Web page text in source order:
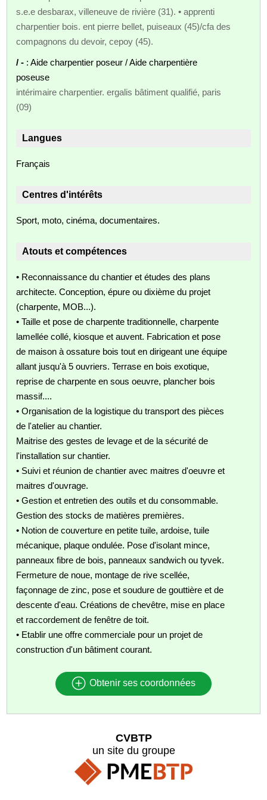
s.e.e desbarax, villeneuve de rivière (31). • apprenti
charpentier bois. ent pierre bellet, puiseaux (45)/cfa des
compagnons du devoir, cepoy (45).
/ - : Aide charpentier poseur / Aide charpentière
poseuse
intérimaire charpentier. ergalis bâtiment qualifié, paris
(09)
Langues
Français
Centres d'intérêts
Sport, moto, cinéma, documentaires.
Atouts et compétences
• Reconnaissance du chantier et études des plans
architecte. Conception, épure ou dixième du projet
(charpente, MOB...).
• Taille et pose de charpente traditionnelle, charpente
lamellée collé, kiosque et auvent. Fabrication et pose
de maison à ossature bois tout en dirigeant une équipe
allant jusqu'à 5 ouvriers. Terrase en bois exotique,
reprise de charpente en sous oeuvre, plancher bois
massif....
• Organisation de la logistique du transport des pièces
de l'atelier au chantier.
Maitrise des gestes de levage et de la sécurité de
l'installation sur chantier.
• Suivi et réunion de chantier avec maitres d'oeuvre et
maitres d'ouvrage.
• Gestion et entretien des outils et du consommable.
Gestion des stocks de matières premières.
• Notion de couverture en petite tuile, ardoise, tuile
mécanique, plaque ondulée. Pose d'isolant mince,
panneaux fibre de bois, panneaux sandwich ou tyvek.
Fermeture de noue, montage de rive scellée,
façonnage de zinc, pose et soudure de gouttière et de
descente d'eau. Créations de chevêtre, mise en place
et raccordement de fenêtre de toit.
• Etablir une offre commerciale pour un projet de
construction d'un bâtiment courant.
Obtenir ses coordonnées
CVBTP
un site du groupe